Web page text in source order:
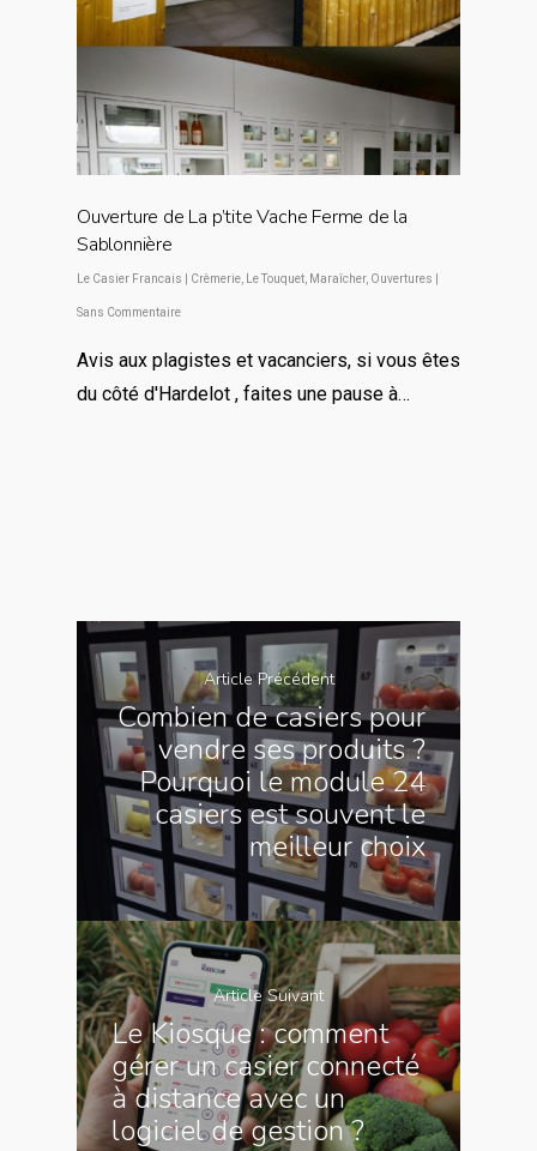
Ouverture de La p’tite Vache Ferme de la
Sablonnière
Le Casier Francais Crèmerie Le Touquet Maraîcher, Ouvertures
Sans Commentaire
Avis aux plagistes et vacanciers, si vous êtes
du côté d'Hardelot , faites une pause à…
Article Précédent
Combien de casiers pour
vendre ses produits ?
Pourquoi le module 24
casiers est souvent le
meilleur choix
Article Suivant
Le Kiosque : comment
gérer un casier connecté
à distance avec un
logiciel de gestion ?